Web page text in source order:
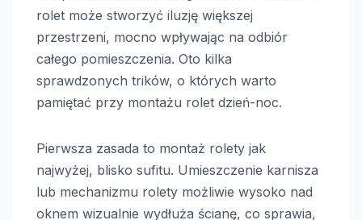
rolet może stworzyć iluzję większej
przestrzeni, mocno wpływając na odbiór
całego pomieszczenia. Oto kilka
sprawdzonych trików, o których warto
pamiętać przy montażu rolet dzień-noc.
Pierwsza zasada to montaż rolety jak
najwyżej, blisko sufitu. Umieszczenie karnisza
lub mechanizmu rolety możliwie wysoko nad
oknem wizualnie wydłuża ścianę, co sprawia,